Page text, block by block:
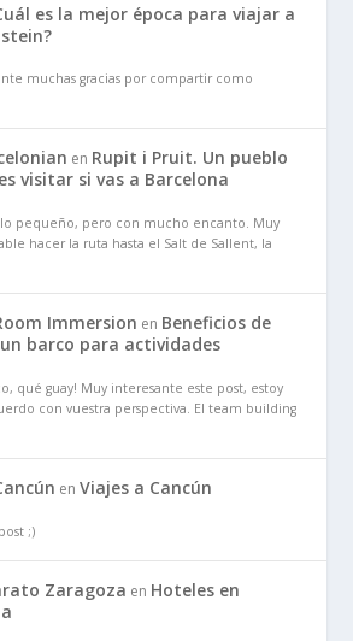
es la mejor época para viajar a
muchas gracias por compartir como
en Rupit i Pruit. Un pueblo
visitar si vas a Barcelona
pequeño, pero con mucho encanto. Muy
hacer la ruta hasta el Salt de Sallent, la
Immersion en Beneficios de
barco para actividades
qué guay! Muy interesante este post, estoy
con vuestra perspectiva. El team building
enViajes a Cancún
;)
Zaragoza en Hoteles en